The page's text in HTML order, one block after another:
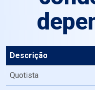
Descrição
Quotista